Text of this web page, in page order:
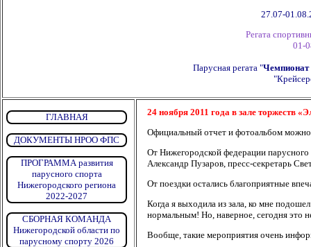
27.07-
Регата
01-
Парусная регата "Чемпионат
ГЛАВНАЯ
ДОКУМЕНТЫ НРОО ФПС
ПРОГРАММА развития
парусного спорта
Нижегородского региона
2022-2027
СБОРНАЯ КОМАНДА
Нижегородской области по
парусному спорту 2026
24 ноября 2011 года в зале торжеств
Официальный отчет и фотоальбом
От Нижегородской федерации
Александр Пузаров, пресс-секретарь
От поездки остались благоприятные
Когда я выходила из зала, ко мне
нормальным! Но, наверное, сегодня это
Вообще, такие мероприятия очень